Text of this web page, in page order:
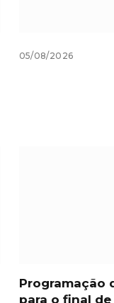
05/08/2026
Programação
para o final de